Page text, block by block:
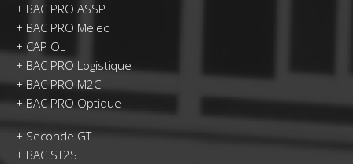
+ BAC PRO ASSP
+ BAC PRO Melec
+ CAP OL
+ BAC PRO Logistique
+BAC PRO M2C
+ BAC PRO Optique
+ Seconde GT
+ BAC ST2S